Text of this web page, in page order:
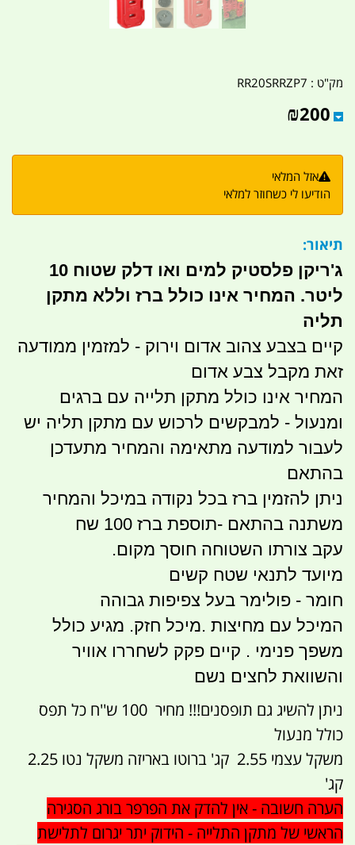
מק"ט : RR20SRRZP7
₪200
אזל המלאי
הודיעו לי כשחוזר למלאי
תיאור:
ג'ריקן פלסטיק למים ואו דלק שטוח 10
ליטר. המחיר אינו כולל ברז וללא מתקן
תליה
קיים בצבע צהוב אדום וירוק - למזמין ממודעה
זאת מקבל צבע אדום
המחיר אינו כולל מתקן תלייה עם ברגים
ומנעול - למבקשים לרכוש עם מתקן תליה יש
לעבור למודעה מתאימה והמחיר מתעדכן
בהתאם
ניתן להזמין ברז בכל נקודה במיכל והמחיר
משתנה בהתאם -תוספת ברז 100 שח
עקב צורתו השטוחה חוסך מקום.
מיועד לתנאי שטח קשים
חומר - פולימר בעל צפיפות גבוהה
המיכל עם מחיצות .מיכל חזק. מגיע כולל
משפך פנימי . קיים פקק לשחררו אוויר
והשוואת לחצים נשם
ניתן להשיג גם תופסנים!!! מחיר 100 ש''ח כל תפס
כולל מנעול
משקל עצמי 2.55 קג' ברוטו באריזה משקל נטו 2.25
קג'
הערה חשובה - אין להדק את הפרפר בורג הסגירה
הראשי של מתקן התלייה - הידוק יתר יגרום לתלישת